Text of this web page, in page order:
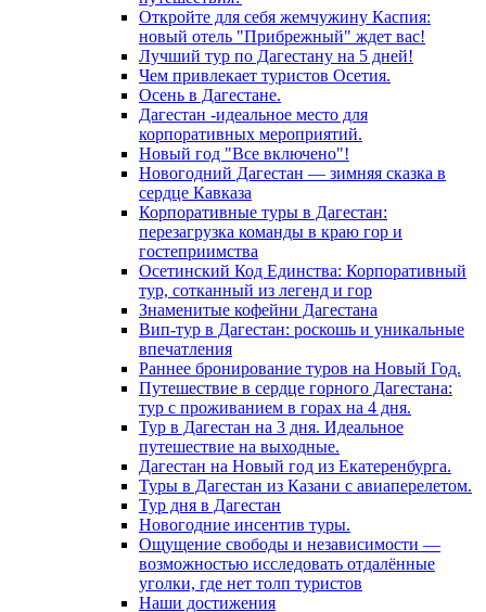
Откройте для себя жемчужину Каспия:
новый отель "Прибрежный" ждет вас!
Лучший тур по Дагестану на 5 дней!
Чем привлекает туристов Осетия.
Осень в Дагестане.
Дагестан -идеальное место для
корпоративных мероприятий.
Новый год "Все включено"!
Новогодний Дагестан — зимняя сказка в
сердце Кавказа
Корпоративные туры в Дагестан:
перезагрузка команды в краю гор и
гостеприимства
Осетинский Код Единства: Корпоративный
тур, сотканный из легенд и гор
Знаменитые кофейни Дагестана
Вип-тур в Дагестан: роскошь и уникальные
впечатления
Раннее бронирование туров на Новый Год.
Путешествие в сердце горного Дагестана:
тур с проживанием в горах на 4 дня.
Тур в Дагестан на 3 дня. Идеальное
путешествие на выходные.
Дагестан на Новый год из Екатеренбурга.
Туры в Дагестан из Казани с авиаперелетом.
Тур дня в Дагестан
Новогодние инсентив туры.
Ощущение свободы и независимости —
возможностью исследовать отдалённые
уголки, где нет толп туристов
Наши достижения